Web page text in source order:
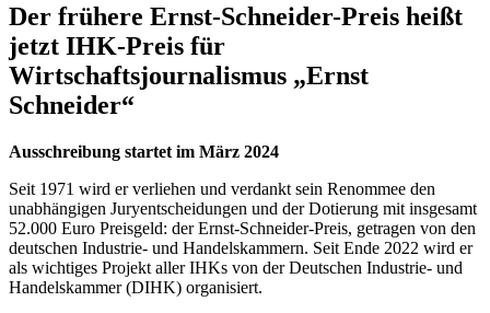
Der frühere Ernst-Schneider-Preis heißt
jetzt IHK-Preis für
Wirtschaftsjournalismus „Ernst
Schneider“
Ausschreibung startet im März 2024
Seit 1971 wird er verliehen und verdankt sein Renommee den
unabhängigen Juryentscheidungen und der Dotierung mit insgesamt
52.000 Euro Preisgeld: der Ernst-Schneider-Preis, getragen von den
deutschen Industrie- und Handelskammern. Seit Ende 2022 wird er
als wichtiges Projekt aller IHKs von der Deutschen Industrie- und
Handelskammer (DIHK) organisiert.